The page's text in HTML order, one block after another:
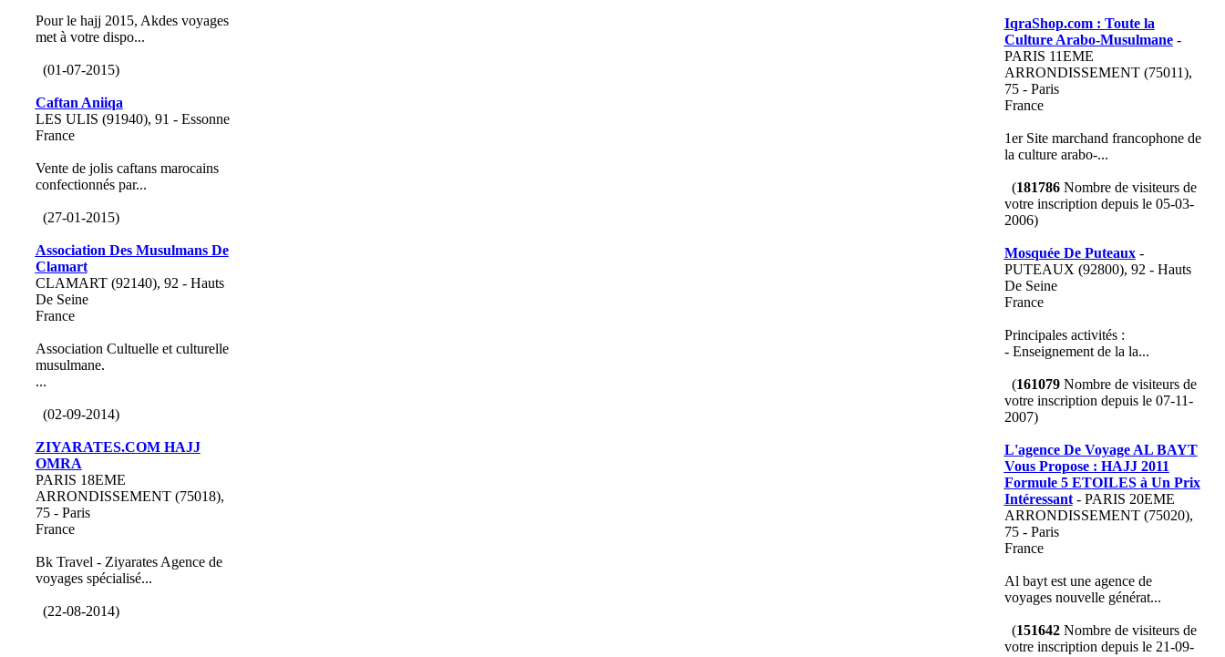
Pour le hajj 2015, Akdes voyages
met à votre dispo...
(01-07-2015)
Caftan Aniiqa
LES ULIS (91940), 91 - Essonne
France
Vente de jolis caftans marocains
confectionnés par...
(27-01-2015)
Association Des Musulmans De
Clamart
CLAMART (92140), 92 - Hauts
De Seine
France
Association Cultuelle et culturelle
musulmane.
...
(02-09-2014)
ZIYARATES.COM HAJJ
OMRA
PARIS 18EME
ARRONDISSEMENT (75018),
75 - Paris
France
Bk Travel - Ziyarates Agence de
voyages spécialisé...
(22-08-2014)
IqraShop.com : Toute la
Culture Arabo-Musulmane-
PARIS 11EME
ARRONDISSEMENT (75011),
75 - Paris
France
1er Site marchand francophone de
la culture arabo-...
(181786Nombre de visiteurs de
votre inscription depuis le 05-03-
2006)
Mosquée De Puteaux-
PUTEAUX (92800), 92 - Hauts
De Seine
France
Principales activités :
- Enseignement de la la...
(161079Nombre de visiteurs de
votre inscription depuis le 07-11-
2007)
L'agence De Voyage AL BAYT
Vous Propose : HAJJ 2011
Formule 5 ETOILES à Un Prix
Intéressant- PARIS 20EME
ARRONDISSEMENT (75020),
75 - Paris
France
Al bayt est une agence de
voyages nouvelle générat...
(151642Nombre de visiteurs de
votre inscription depuis le 21-09-